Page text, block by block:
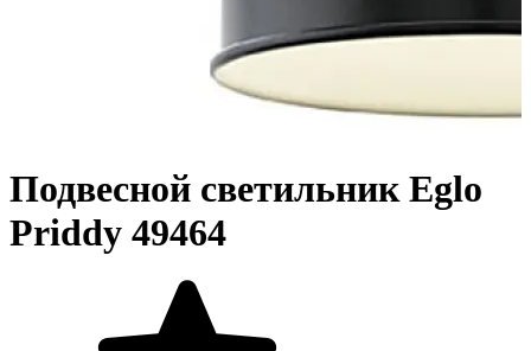
Подвесной светильник Eglo
Priddy 49464